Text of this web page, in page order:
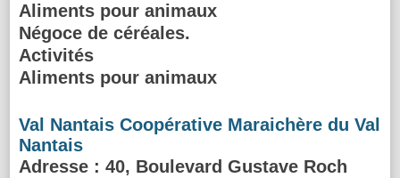
Aliments pour animaux
Négoce de céréales.
Activités
Aliments pour animaux
Val Nantais Coopérative Maraichère du Val
Nantais
Adresse : 40, Boulevard Gustave Roch